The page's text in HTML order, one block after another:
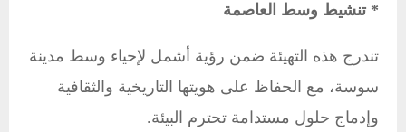
* تنشيط وسط العاصمة
تندرج هذه التهيئة ضمن رؤية أشمل لإحياء وسط مدينة
سوسة، مع الحفاظ على هويتها التاريخية والثقافية
وإدماج حلول مستدامة تحترم البيئة.